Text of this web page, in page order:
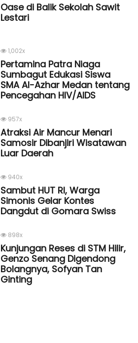
Oase di Balik Sekolah Sawit
Lestari
1,002x
Pertamina Patra Niaga
Sumbagut Edukasi Siswa
SMA Al-Azhar Medan tentang
Pencegahan HIV/AIDS
957x
Atraksi Air Mancur Menari
Samosir Dibanjiri Wisatawan
Luar Daerah
940x
Sambut HUT RI, Warga
Simonis Gelar Kontes
Dangdut di Gomara Swiss
898x
Kunjungan Reses di STM Hilir,
Genzo Senang Digendong
Bolangnya, Sofyan Tan
Ginting